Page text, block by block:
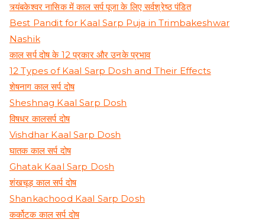
त्र्यंबकेश्वर नासिक में काल सर्प पूजा के लिए सर्वश्रेष्ठ पंडित
Best Pandit for Kaal Sarp Puja in Trimbakeshwar
Nashik
काल सर्प दोष के 12 प्रकार और उनके प्रभाव
12 Types of Kaal Sarp Dosh and Their Effects
शेषनाग काल सर्प दोष
Sheshnag Kaal Sarp Dosh
विषधर कालसर्प दोष
Vishdhar Kaal Sarp Dosh
घातक काल सर्प दोष
Ghatak Kaal Sarp Dosh
शंखचूड़ काल सर्प दोष
Shankachood Kaal Sarp Dosh
कर्कोटक काल सर्प दोष